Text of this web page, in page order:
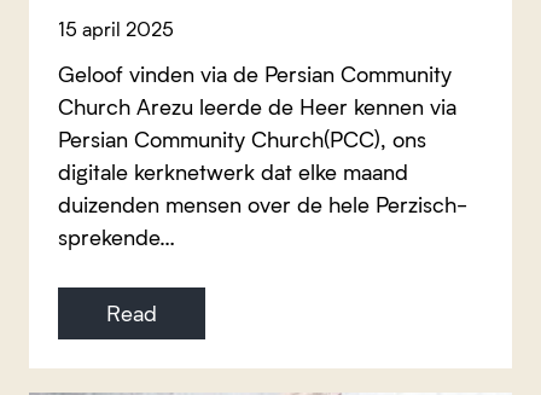
15 april 2025
Geloof vinden via de Persian Community
Church Arezu leerde de Heer kennen via
Persian Community Church(PCC), ons
digitale kerknetwerk dat elke maand
duizenden mensen over de hele Perzisch-
sprekende…
Read